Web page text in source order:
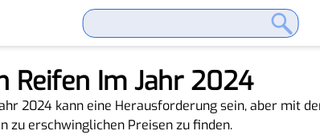
Reifen Im Jahr 2024
2024 kann eine Herausforderung sein, aber mit
zu erschwinglichen Preisen zu finden.